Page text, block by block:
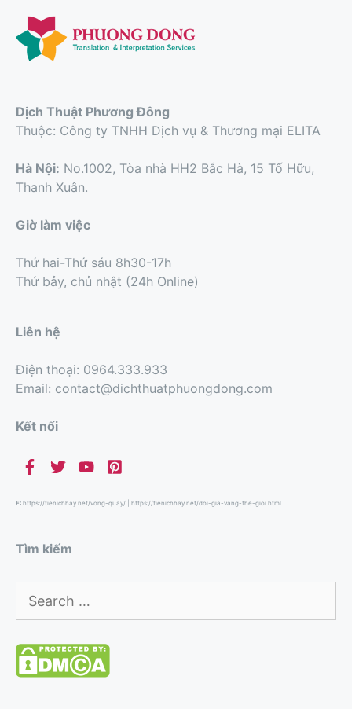
Dịch Thuật Phương Đông
Thuộc: Công ty TNHH Dịch vụ & Thương mại ELITA
Hà Nội: No.1002, Tòa nhà HH2 Bắc Hà, 15 Tố Hữu,
Thanh Xuân.
Giờ làm việc
Thứ hai-Thứ sáu 8h30-17h
Thứ bảy, chủ nhật (24h Online)
Liên hệ
Điện thoại: 0964.333.933
Email: contact@dichthuatphuongdong.com
Kết nối
F: https://tienichhay.net/vong-quay/ https://tienichhay.net/doi-gia-vang-the-gioi.html
Tìm kiếm
for: